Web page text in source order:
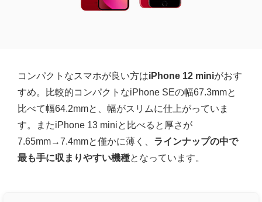
コンパクトなスマホが良い方はiPhone 12 miniがおす
すめ。比較的コンパクトなiPhone SEの幅67.3mmと
比べて幅64.2mmと、幅がスリムに仕上がっていま
す。またiPhone 13 miniと比べると厚さが
7.65mm→7.4mmと僅かに薄く、 ラインナップの中で
最も手に収まりやすい機種となっています。